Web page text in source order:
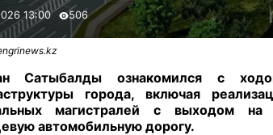
13:00 506
Сатыбалды ознакомился с
города, включая
магистралей с выходом на
автомобильную дорогу.